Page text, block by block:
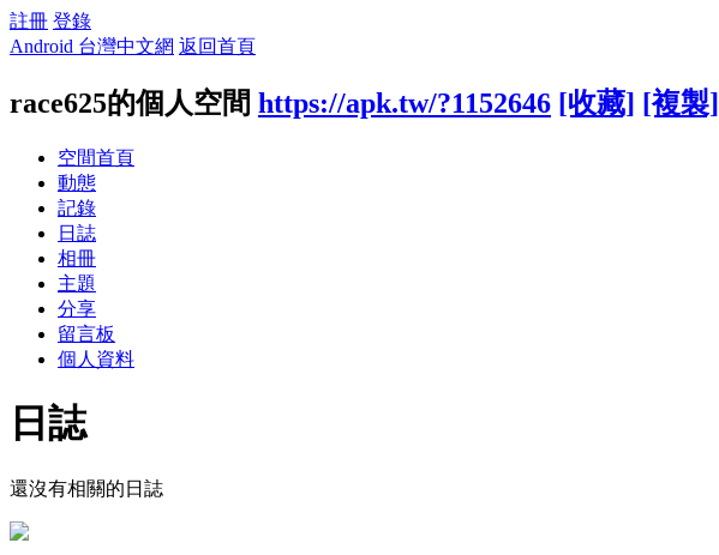
註冊 登錄
Android 台灣中文網 返回首頁
race625的個人空間 https://apk.tw/?1152646 [收藏] [複製]
空間首頁
動態
記錄
日誌
相冊
主題
分享
留言板
個人資料
日誌
還沒有相關的日誌